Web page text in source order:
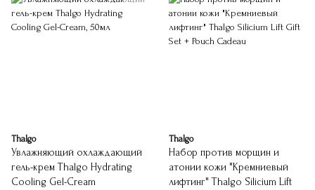
Thalgo
Увлажняющий охлаждающий
гель-крем Thalgo Hydrating
Cooling Gel-Cream
Thalgo
Набор против морщин и
атонии кожи "Кремниевый
лифтинг" Thalgo Silicium Lift